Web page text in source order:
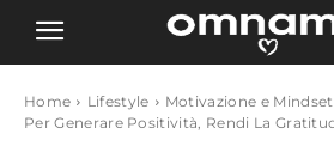
Home Lifestyle Motivazione e Mindset
Per Generare Positività, Rendi La